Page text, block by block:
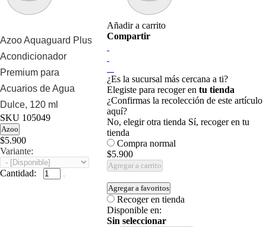
Azoo Aquaguard Plus
Acondicionador
Premium para
Acuarios de Agua
Dulce, 120 ml
SKU 105049
Azoo
$5.900
Variante:
Cantidad:
Añadir a carrito
Compartir
¿Es la sucursal más cercana a ti?
Elegiste para recoger entu tienda
¿Confirmas la recolección de este artículo
aquí?
No, elegir otra tienda Sí, recoger en tu
tienda
Compra normal
$5.900
Agregar a carrito
Agregar a favoritos
Recoger en tienda
Disponible en:
Sin seleccionar